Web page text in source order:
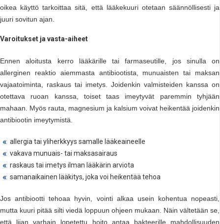
oikea käyttö tarkoittaa sitä, että lääkekuuri otetaan säännöllisesti ja
juuri sovitun ajan.
Varoitukset ja vasta-aiheet
Ennen aloitusta kerro lääkärille tai farmaseutille, jos sinulla on
allerginen reaktio aiemmasta antibiootista, munuaisten tai maksan
vajaatoiminta, raskaus tai imetys. Joidenkin valmisteiden kanssa on
otettava ruoan kanssa, toiset taas imeytyvät paremmin tyhjään
mahaan. Myös rauta, magnesium ja kalsium voivat heikentää joidenkin
antibiootin imeytymistä.
allergia tai yliherkkyys samalle lääkeaineelle
vakava munuais- tai maksasairaus
raskaus tai imetys ilman lääkärin arviota
samanaikainen lääkitys, joka voi heikentää tehoa
Jos antibiootti tehoaa hyvin, vointi alkaa usein kohentua nopeasti,
mutta kuuri pitää silti viedä loppuun ohjeen mukaan. Näin vältetään se,
että liian varhain lopetettu hoito antaa bakteerille mahdollisuuden